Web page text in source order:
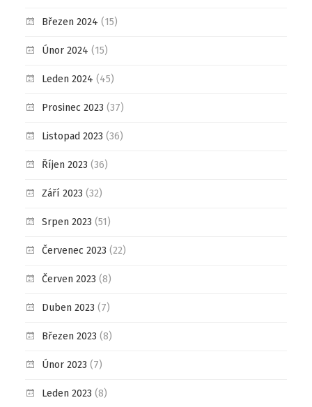
Březen 2024 (15)
Únor 2024 (15)
Leden 2024 (45)
Prosinec 2023 (37)
Listopad 2023 (36)
Říjen 2023 (36)
Září 2023 (32)
Srpen 2023 (51)
Červenec 2023 (22)
Červen 2023 (8)
Duben 2023 (7)
Březen 2023 (8)
Únor 2023 (7)
Leden 2023 (8)